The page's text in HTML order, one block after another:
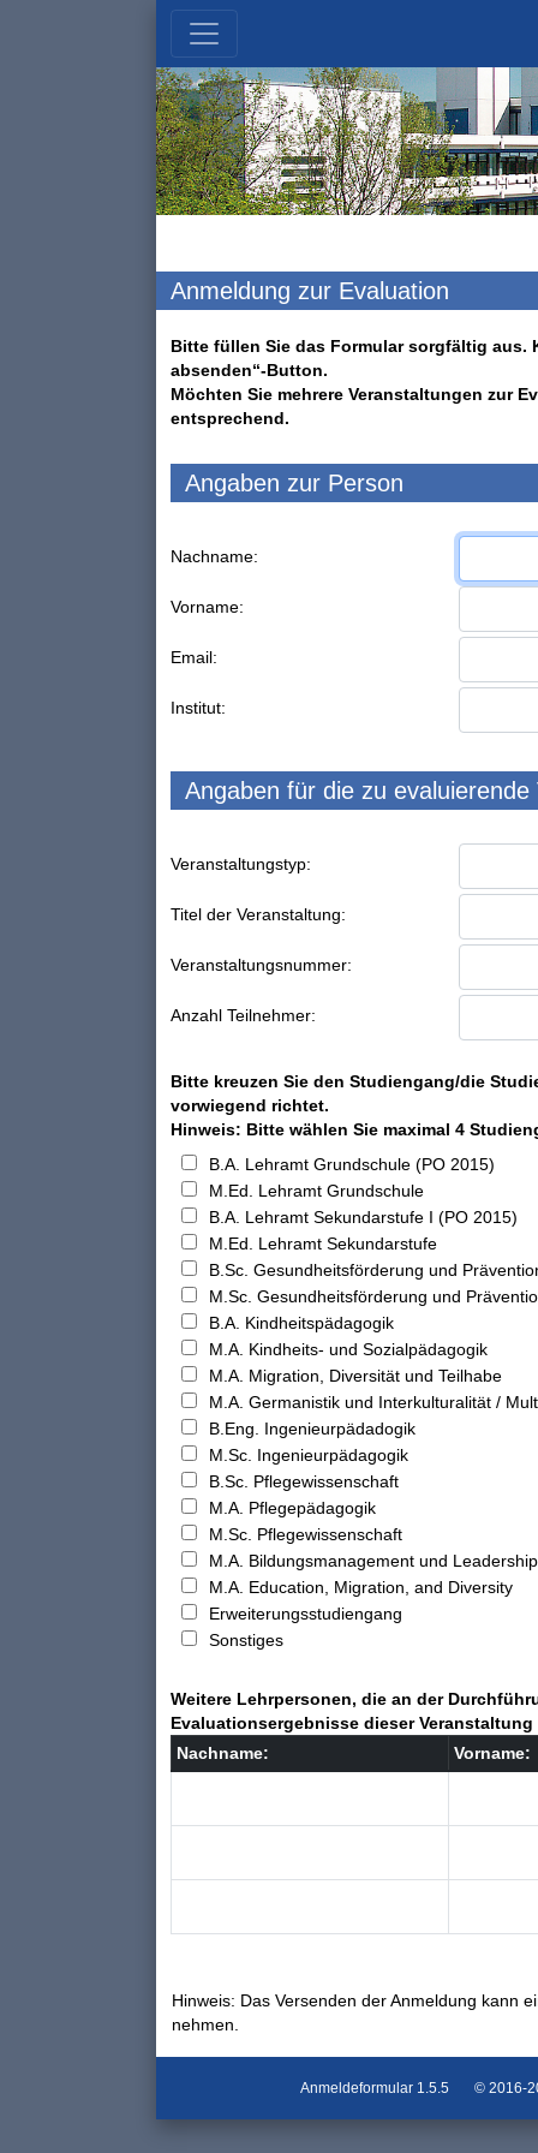
Anmeldung zur Evaluation
Bitte füllen Sie das Formular sorgfältig aus.
absenden“-Button.
Möchten Sie mehrere Veranstaltungen zur
entsprechend.
Angaben zur Person
Nachname:
Vorname:
Email:
Institut:
Angaben für die zu evaluierende
Veranstaltungstyp:
Titel der Veranstaltung:
Veranstaltungsnummer:
Anzahl Teilnehmer:
Bitte kreuzen Sie den Studiengang/die
vorwiegend richtet.
Hinweis: Bitte wählen Sie maximal 4
B.A. Lehramt Grundschule (PO 2015)
M.Ed. Lehramt Grundschule
B.A. Lehramt Sekundarstufe I (PO 2015)
M.Ed. Lehramt Sekundarstufe
B.Sc. Gesundheitsförderung und
M.Sc. Gesundheitsförderung und
B.A. Kindheitspädagogik
M.A. Kindheits- und Sozialpädagogik
M.A. Migration, Diversität und Teilhabe
M.A. Germanistik und Interkulturalität /
B.Eng. Ingenieurpädadogik
M.Sc. Ingenieurpädagogik
B.Sc. Pflegewissenschaft
M.A. Pflegepädagogik
M.Sc. Pflegewissenschaft
M.A. Bildungsmanagement und
M.A. Education, Migration, and Diversity
Erweiterungsstudiengang
Sonstiges
Weitere Lehrpersonen, die an der
Evaluationsergebnisse dieser
Nachname:
Vorname:
Hinweis: Das Versenden der Anmeldung kann
nehmen.
Anmeldeformular 1.5.5 © 2016-